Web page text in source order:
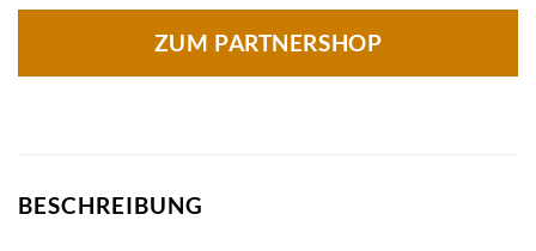
ZUM PARTNERSHOP
BESCHREIBUNG